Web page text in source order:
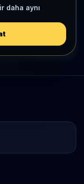
daha aynı